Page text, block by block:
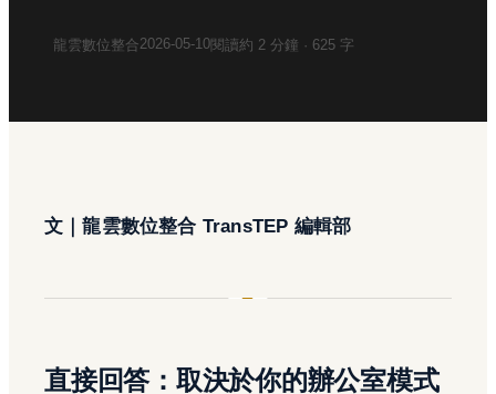
龍雲數位整合2026-05-10閱讀約 2 分鐘 · 625 字
文｜龍雲數位整合 TransTEP 編輯部
直接回答：取決於你的辦公室模式